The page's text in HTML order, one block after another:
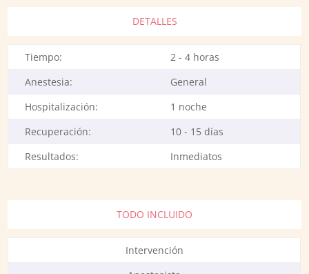
DETALLES
Tiempo:
2 - 4 horas
Anestesia:
General
Hospitalización:
1 noche
Recuperación:
10 - 15 días
Resultados:
Inmediatos
TODO INCLUIDO
Intervención